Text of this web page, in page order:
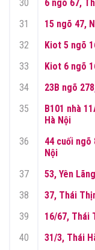
30
6 ngõ 67,
31
15 ngõ 47,
32
Kiot 5 ngõ
33
Kiot 6 ngõ
34
23B ngõ
35
B101 nhà
Hà Nội
36
44 cuối ngõ
Nội
37
53, Yên
38
37, Thái
39
16/67, Thái
40
31/3, Thái